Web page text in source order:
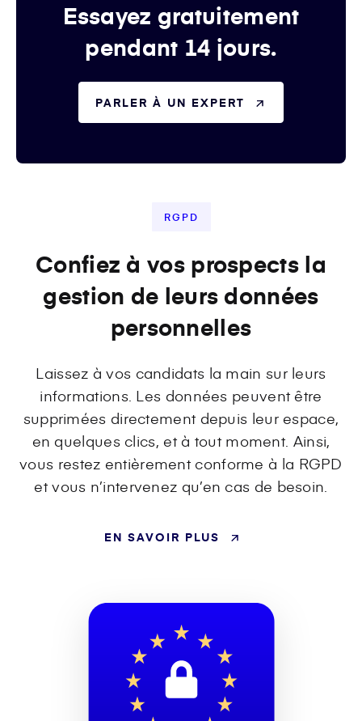
Essayez gratuitement
pendant 14 jours.
PARLER À UN EXPERT
RGPD
Confiez à vos prospects la
gestion de leurs données
personnelles
Laissez à vos candidats la main sur leurs
informations. Les données peuvent être
supprimées directement depuis leur espace,
en quelques clics, et à tout moment. Ainsi,
vous restez entièrement conforme à la RGPD
et vous n’intervenez qu’en cas de besoin.
EN SAVOIR PLUS